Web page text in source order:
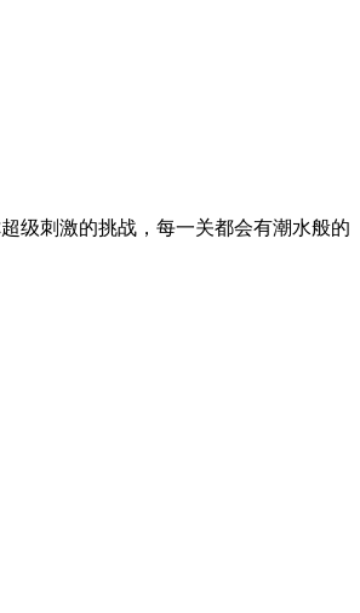
级刺激的挑战，每一关都会有潮水般的